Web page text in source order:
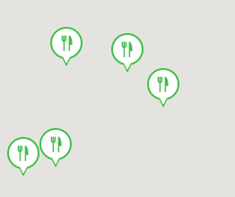
food
food
food
food
food